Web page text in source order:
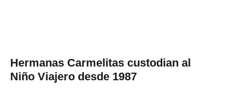
Hermanas Carmelitas custodian al
Niño Viajero desde 1987